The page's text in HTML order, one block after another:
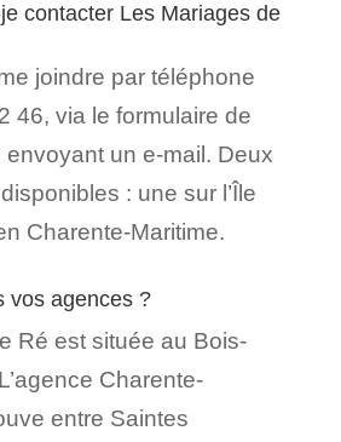
contacter Les Mariages de
joindre par téléphone
46, via le formulaire de
un e-mail. Deux
: une sur l’Île
Charente-Maritime.
vos agences ?
Ré est située au Bois-
Charente-
entre Saintes